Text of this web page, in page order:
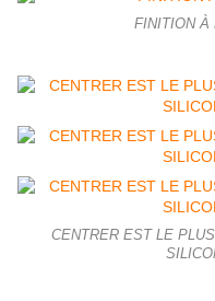
FINITION À
CENTRER EST LE